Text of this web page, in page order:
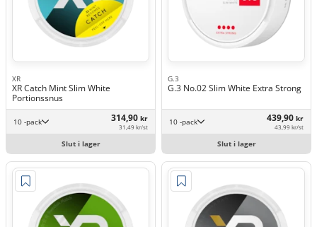
XR
XR Catch Mint Slim White
Portionssnus
10 -pack 314,90 kr
31,49 kr/st
Slut i lager
G.3
G.3 No.02 Slim White Extra Strong
10 -pack 439,90 kr
43,99 kr/st
Slut i lager